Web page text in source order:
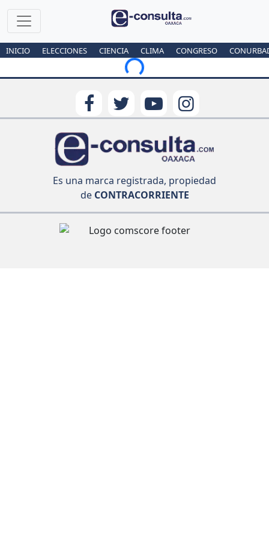
INICIO ELECCIONES CIENCIA CLIMA CONGRESO
Loading...
Es una marca registrada, propiedad
deCONTRACORRIENTE